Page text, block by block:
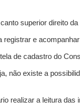
superior direito da
registrar e
de cadastro do
não existe a
realizar a leitura das